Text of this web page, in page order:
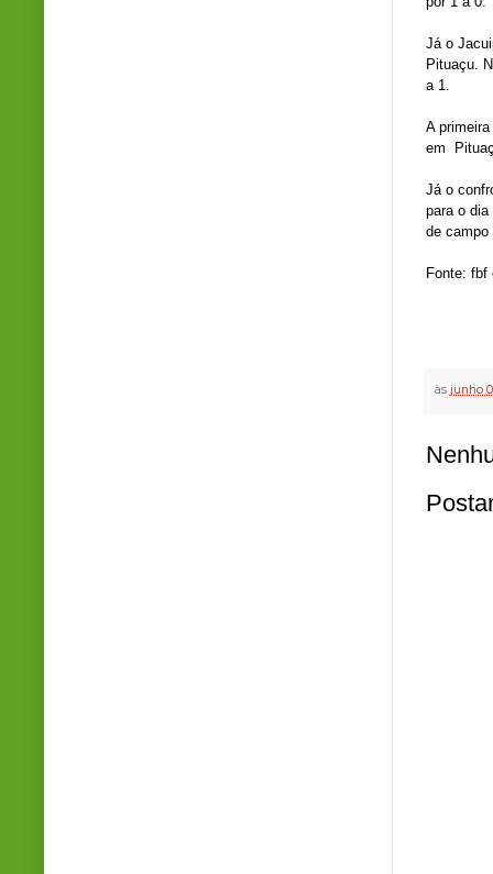
Já o
Pituaçu.
a 1.
A
em
Já o
para o
de campo
Fonte: fbf
às junho